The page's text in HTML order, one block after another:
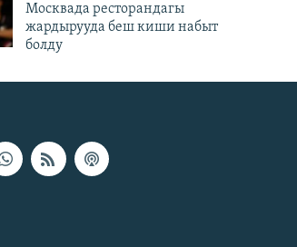
Москвада ресторандагы
жардырууда беш киши набыт
болду